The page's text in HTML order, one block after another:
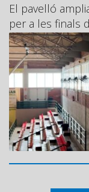
El pavelló
per a les finals